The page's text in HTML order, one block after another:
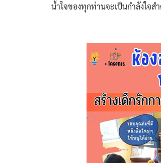
น้ำใจของทุกท่านจะเป็นกำลังใจ